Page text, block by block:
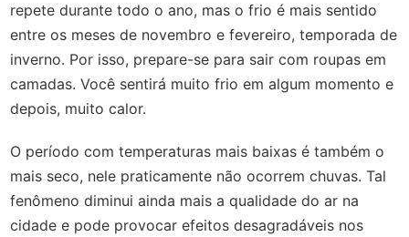
repete durante todo o ano, mas o frio é mais sentido
entre os meses de novembro e fevereiro, temporada de
inverno. Por isso, prepare-se para sair com roupas em
camadas. Você sentirá muito frio em algum momento e
depois, muito calor.
O período com temperaturas mais baixas é também o
mais seco, nele praticamente não ocorrem chuvas. Tal
fenômeno diminui ainda mais a qualidade do ar na
cidade e pode provocar efeitos desagradáveis nos